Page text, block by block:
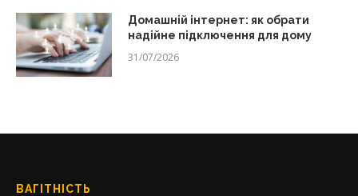
Домашній інтернет: як обрати
надійне підключення для дому
31/07/2026
ВАГІТНІСТЬ